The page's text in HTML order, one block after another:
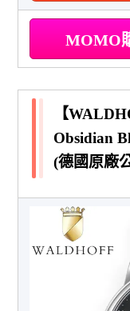
MOMO
【
Obsidian
(德國原廠